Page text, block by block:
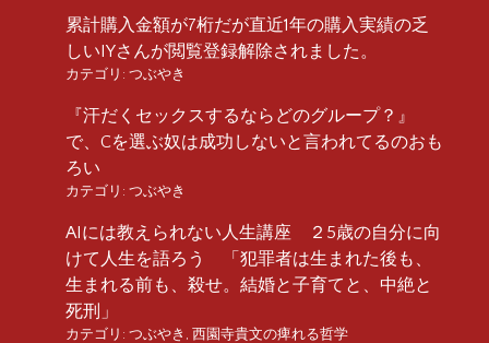
累計購入金額が7桁だが直近1年の購入実績の乏
しいIYさんが閲覧登録解除されました。
カテゴリ: つぶやき
『汗だくセックスするならどのグループ？』
で、Cを選ぶ奴は成功しないと言われてるのおも
ろい
カテゴリ: つぶやき
AIには教えられない人生講座 ２5歳の自分に向
けて人生を語ろう 「犯罪者は生まれた後も、
生まれる前も、殺せ。結婚と子育てと、中絶と
死刑」
カテゴリ: つぶやき 西園寺貴文の痺れる哲学